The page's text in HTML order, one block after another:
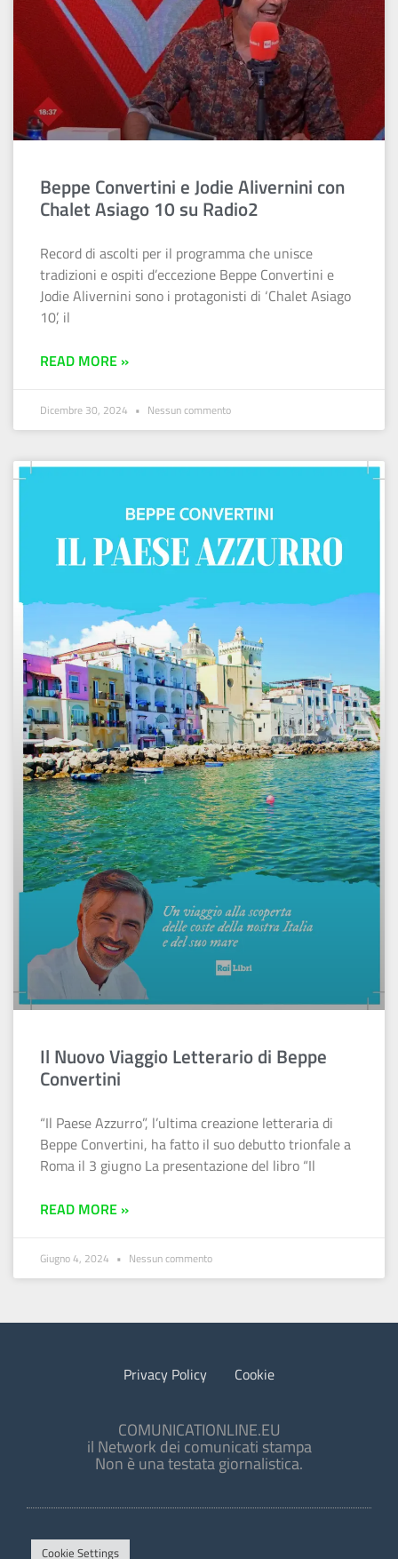
Beppe Convertini e Jodie Alivernini con
Chalet Asiago 10 su Radio2
Record di ascolti per il programma che unisce
tradizioni e ospiti d’eccezione Beppe Convertini e
Jodie Alivernini sono i protagonisti di ‘Chalet Asiago
10’, il
READ MORE »
Dicembre 30, 2024 Nessun commento
Il Nuovo Viaggio Letterario di Beppe
Convertini
“Il Paese Azzurro”, l’ultima creazione letteraria di
Beppe Convertini, ha fatto il suo debutto trionfale a
Roma il 3 giugno La presentazione del libro “Il
READ MORE »
Giugno 4, 2024 Nessun commento
Privacy Policy Cookie
COMUNICATIONLINE.EU
il Network dei comunicati stampa
Non è una testata giornalistica.
Cookie Settings